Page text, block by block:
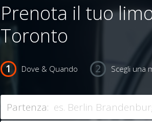
Prenota il tuo
Toronto
Dove & Quando Scegli una
Partenza: